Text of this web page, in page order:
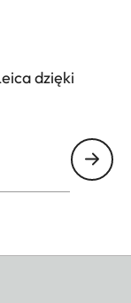
dzięki